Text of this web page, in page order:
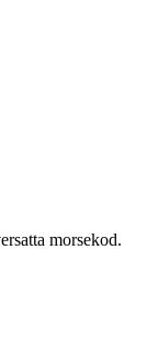
morsekod.